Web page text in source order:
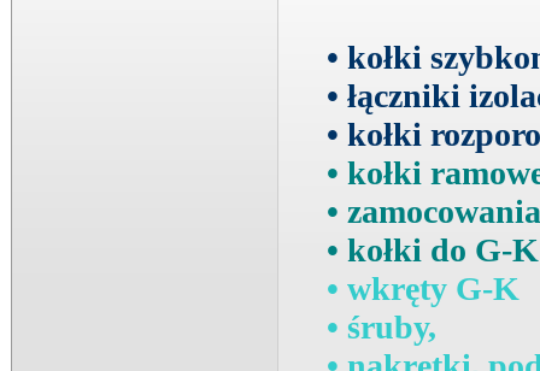
• kołki
• łączniki
• kołki
• kołki
•
• kołki do G-K
• wkręty G-K
• śruby,